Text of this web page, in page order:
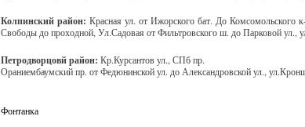
Колпинский район: Красная ул. от Ижорского бат. До Комсомольского
Свободы до проходной, Ул.Садовая от Фильтровского ш. до Парковой ул.,
Петродворцовй район: Кр.Курсантов ул., СПб пр.
Ораниембаумский пр. от Федюнинской ул. до Александровской ул.,
Фонтанка